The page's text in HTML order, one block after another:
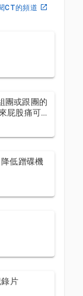
CT的頻道
團或跟團的
屁股痛可能
Yeh
低蹭碟機
片